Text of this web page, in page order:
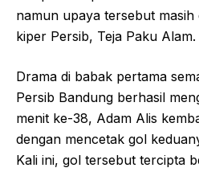
namun upaya tersebut
kiper Persib, Teja Paku Alam.
Drama di babak pertama
Persib Bandung berhasil
menit ke-38, Adam Alis
dengan mencetak gol
Kali ini, gol tersebut tercipta